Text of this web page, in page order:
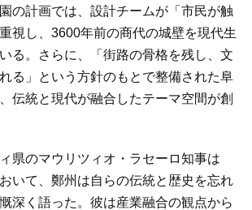
の計画では、設計チームが「市民が触
視し、3600年前の商代の城壁を現代生
る。さらに、「街路の骨格を残し、文
る」という方針のもとで整備された阜
伝統と現代が融合したテーマ空間が創
県のマウリツィオ・ラセーロ知事は
いて、鄭州は自らの伝統と歴史を忘れ
深く語った。彼は産業融合の観点から